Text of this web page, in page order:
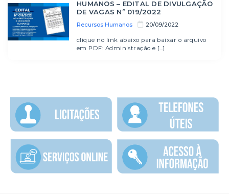
Recursos Humanos 20/09/2022
HUMANOS – EDITAL DE DIVULGAÇÃO
DE VAGAS Nº 019/2022
clique no link abaixo para baixar o arquivo
em PDF: Administração e [...]